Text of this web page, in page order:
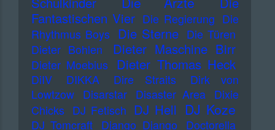
Fantastischen Vier Die Regierung Die
Rhythmus Boys Die Sterne Die Türen
Dieter Bohlen
Dieter Maschine Birr
Dieter Moebius Dieter Thomas Heck
DiIV DIKKA Dire Straits
Dirk von
Lowtzow
Disarstar Disaster Area
Dixie
Chicks DJ Fetisch DJ Hell DJ Koze
DJ Tomcraft Django Django
Doctorella